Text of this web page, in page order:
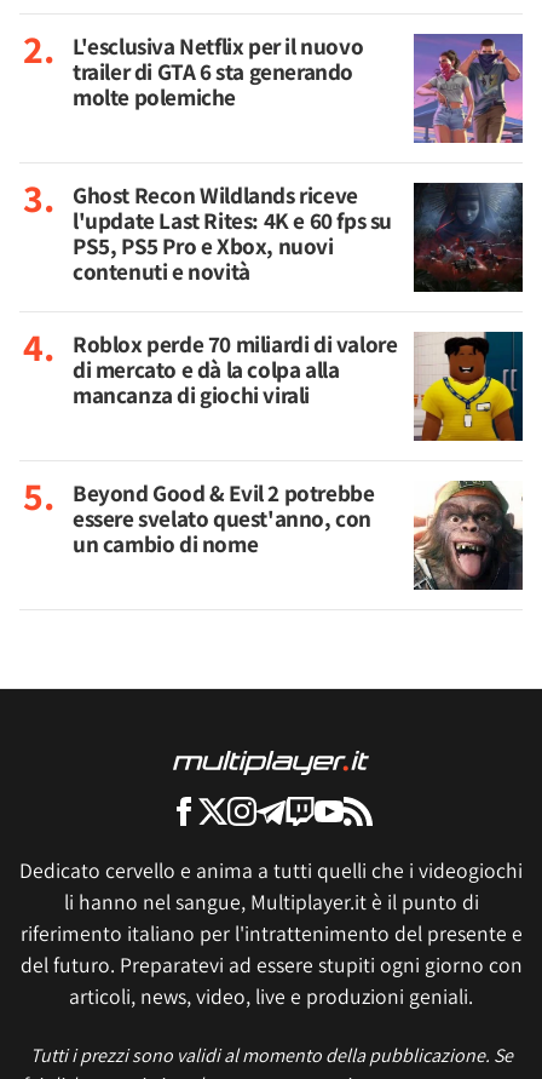
L'esclusiva Netflix per il nuovo
trailer di GTA 6 sta generando
molte polemiche
Ghost Recon Wildlands riceve
l'update Last Rites: 4K e 60 fps su
PS5, PS5 Pro e Xbox, nuovi
contenuti e novità
Roblox perde 70 miliardi di valore
di mercato e dà la colpa alla
mancanza di giochi virali
Beyond Good & Evil 2 potrebbe
essere svelato quest'anno, con
un cambio di nome
Dedicato cervello e anima a tutti quelli che i videogiochi
li hanno nel sangue, Multiplayer.it è il punto di
riferimento italiano per l'intrattenimento del presente e
del futuro. Preparatevi ad essere stupiti ogni giorno con
articoli, news, video, live e produzioni geniali.
Tutti i prezzi sono validi al momento della pubblicazione. Se